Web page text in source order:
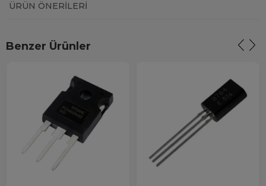
ÜRÜN ÖNERILERI
Benzer Ürünler